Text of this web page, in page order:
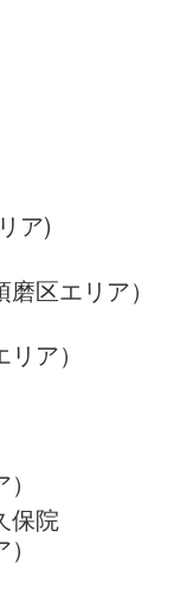
ア)
区エリア）
ア）
保院